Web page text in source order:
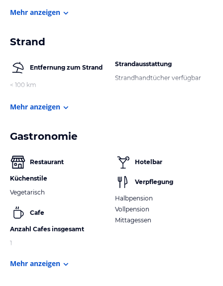
Mehr anzeigen
Strand
Entfernung zum Strand
< 100 km
Strandausstattung
Strandhandtücher verfügbar
Mehr anzeigen
Gastronomie
Restaurant
Küchenstile
Vegetarisch
Cafe
Anzahl Cafes insgesamt
1
Hotelbar
Verpflegung
Halbpension
Vollpension
Mittagessen
Mehr anzeigen